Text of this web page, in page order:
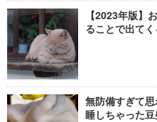
【2023年版】
ることで出て
無防備すぎて
睡しちゃった